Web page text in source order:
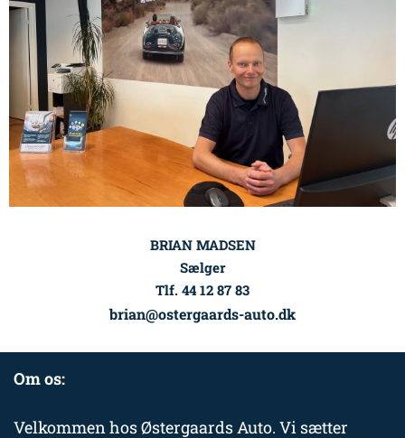
BRIAN MADSEN
Sælger
Tlf. 44 12 87 83
brian@ostergaards-auto.dk
Om os:
Velkommen hos Østergaards Auto. Vi sætter